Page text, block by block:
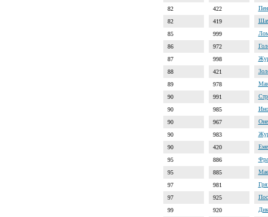
82
422
82
419
85
999
86
972
87
998
88
421
89
978
90
991
90
985
90
967
90
983
90
420
95
886
95
885
97
981
97
925
99
920